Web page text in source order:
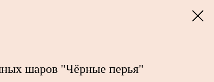
шаров "Чёрные перья"